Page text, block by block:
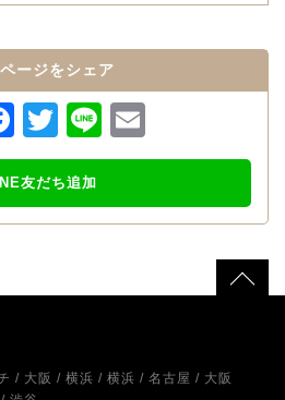
ージをシェア
Facebook
Twitter
Line
友だち追加
大阪 横浜 横浜 名古屋
大阪